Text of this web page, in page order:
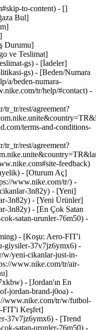
to-content) - []
Bul]
Durumu]
ve Teslimat]
gs) - [İadeler]
gs) - [Beden/Numara
a/beden-numara-
tr/help/#contact) -
tr_tr/rest/agreement?
terms-and-conditions-
tr_tr/rest/agreement?
feedback)
- [Oturum Aç]
www.nike.com/tr/) -
3n82y) - [Yeni]
3n82y) - [Yeni Ürünler]
3n82y) - [En Çok Satan
satan-urunler-76m50) -
- [Koşu: Aero-FIT'i
giysiler-37v7jz6ymx6) -
w/yeni-cikanlar-just-in-
www.nike.com/tr/air-
- [Jordan'ın En
jordan-brand-j0oa) -
www.nike.com/tr/w/futbol-
FIT'i Keşfet]
37v7jz6ymx6) - [Trend
satan-urunler-76m50) -